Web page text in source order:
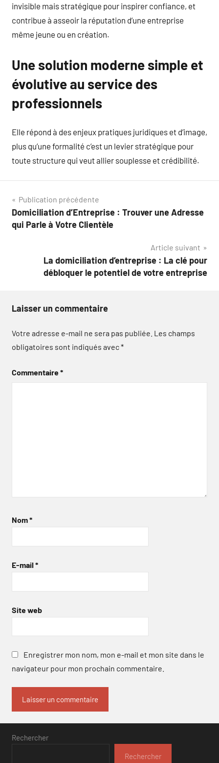
invisible mais stratégique pour inspirer confiance, et
contribue à asseoir la réputation d’une entreprise
même jeune ou en création.
Une solution moderne simple et
évolutive au service des
professionnels
Elle répond à des enjeux pratiques juridiques et d’image,
plus qu’une formalité c’est un levier stratégique pour
toute structure qui veut allier souplesse et crédibilité.
Navigation
de
Publication précédente
Domiciliation d’Entreprise : Trouver une Adresse
qui Parle à Votre Clientèle
Article suivant
La domiciliation d’entreprise : La clé pour
débloquer le potentiel de votre entreprise
Laisser un commentaire
Votre adresse e-mail ne sera pas publiée. Les champs
obligatoires sont indiqués avec*
Commentaire*
Nom*
E-mail *
Site web
Enregistrer mon nom, mon e-mail et mon site dans le
navigateur pour mon prochain commentaire.
Rechercher
Rechercher